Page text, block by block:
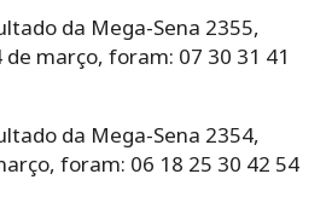
da Mega-Sena 2355,
março, foram: 07 30 31 41
da Mega-Sena 2354,
foram: 06 18 25 30 42 54